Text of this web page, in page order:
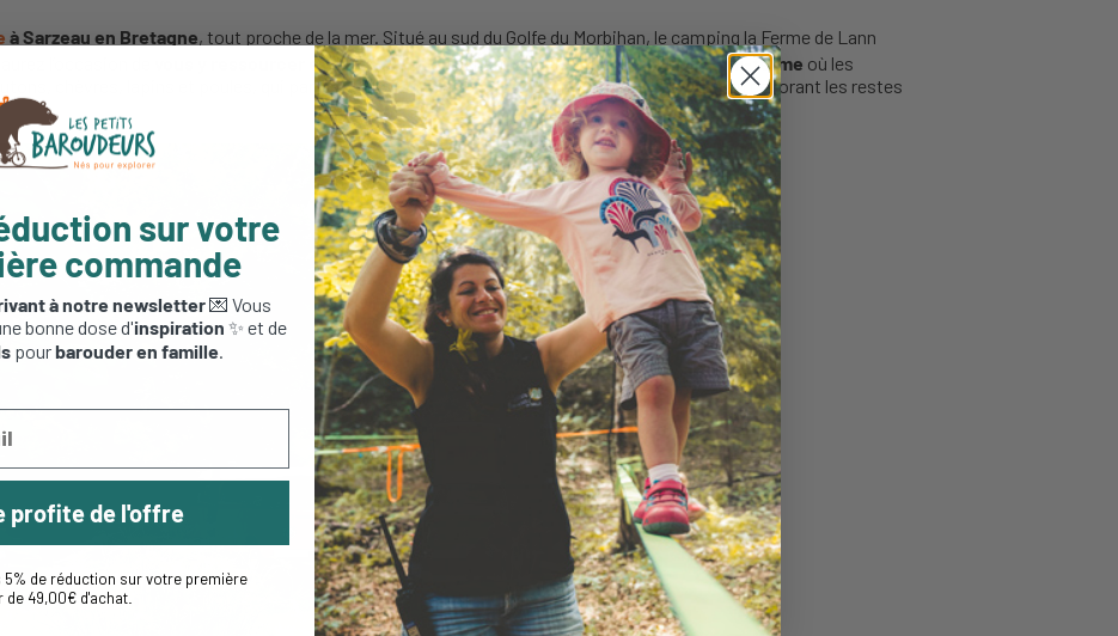
à Sarzeau en Bretagne, tout proche de la mer. Situé au sud du Golfe du Morbihan, le camping la Ferme de Lann
l’occasion de
vous y ressourcer en famille, dans une nature préservée. On adorela mini-ferme où les
chèvres, lapins et poules, qui participent aussi à lagestion écologique du campingen dévorant les restes
sur votre
commande
à notre newsletter💌 Vous
bonne dose d'inspiration ✨ et de
pourbarouder en famille.
profite de l'offre
de réduction sur votre première
de 49,00€ d'achat.